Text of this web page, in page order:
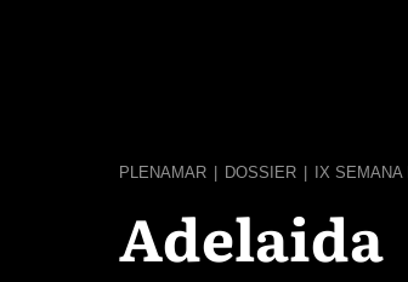
PLENAMAR DOSSIER IX
Adelaida